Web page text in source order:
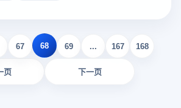
页
67 68 69 ... 167 168
下一页